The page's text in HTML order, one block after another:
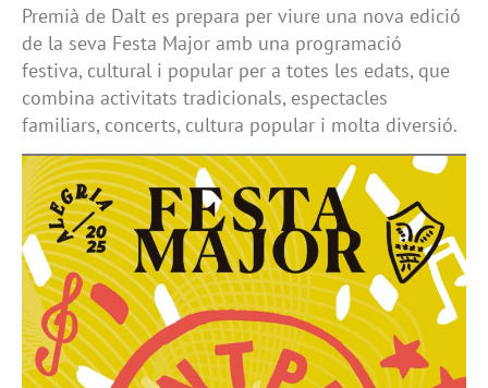
Premià de Dalt es prepara per viure una nova edició
de la seva Festa Major amb una programació
festiva, cultural i popular per a totes les edats, que
combina activitats tradicionals, espectacles
familiars, concerts, cultura popular i molta diversió.